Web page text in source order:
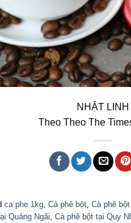
NHẬT LINH
Theo Theo The
ca phe 1kg Cà phê bột Cà phê
Quảng Ngãi Cà phê bột tại Quy